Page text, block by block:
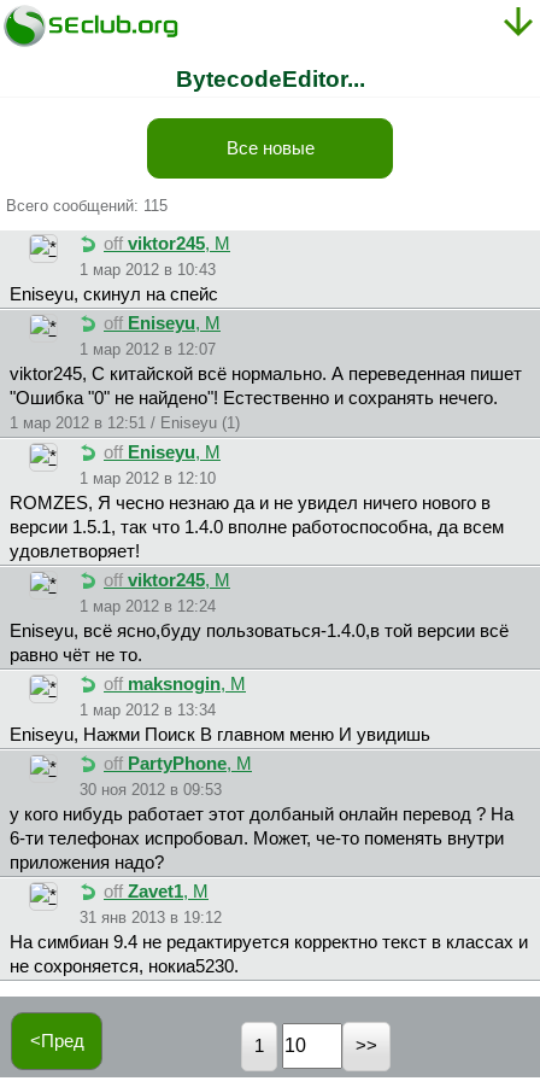
BytecodeEditor...
Все новые
Всего сообщений: 115
off viktor245, М
1 мар 2012 в 10:43
Eniseyu, скинул на спейс
off Eniseyu, М
1 мар 2012 в 12:07
viktor245, С китайской всё нормально. А переведенная пишет
"Ошибка "0" не найдено"! Естественно и сохранять нечего.
1 мар 2012 в 12:51 / Eniseyu (1)
off Eniseyu, М
1 мар 2012 в 12:10
ROMZES, Я чесно незнаю да и не увидел ничего нового в
версии 1.5.1, так что 1.4.0 вполне работоспособна, да всем
удовлетворяет!
off viktor245, М
1 мар 2012 в 12:24
Eniseyu, всё ясно,буду пользоваться-1.4.0,в той версии всё
равно чёт не то.
off maksnogin, М
1 мар 2012 в 13:34
Eniseyu, Нажми Поиск В главном меню И увидишь
off PartyPhone, М
30 ноя 2012 в 09:53
у кого нибудь работает этот долбаный онлайн перевод ? На
6-ти телефонах испробовал. Может, че-то поменять внутри
приложения надо?
off Zavet1, М
31 янв 2013 в 19:12
На симбиан 9.4 не редактируется корректно текст в классах и
не сохроняется, нокиа5230.
<Пред 1